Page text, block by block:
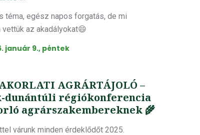
téma, egész napos forgatás, de mi
vettük az akadályokat😄
január 9., péntek
AGRÁRTÁJOLÓ –
dunántúli régiókonferencia
agrárszakembereknek 🌾
várunk minden érdeklődőt 2025.